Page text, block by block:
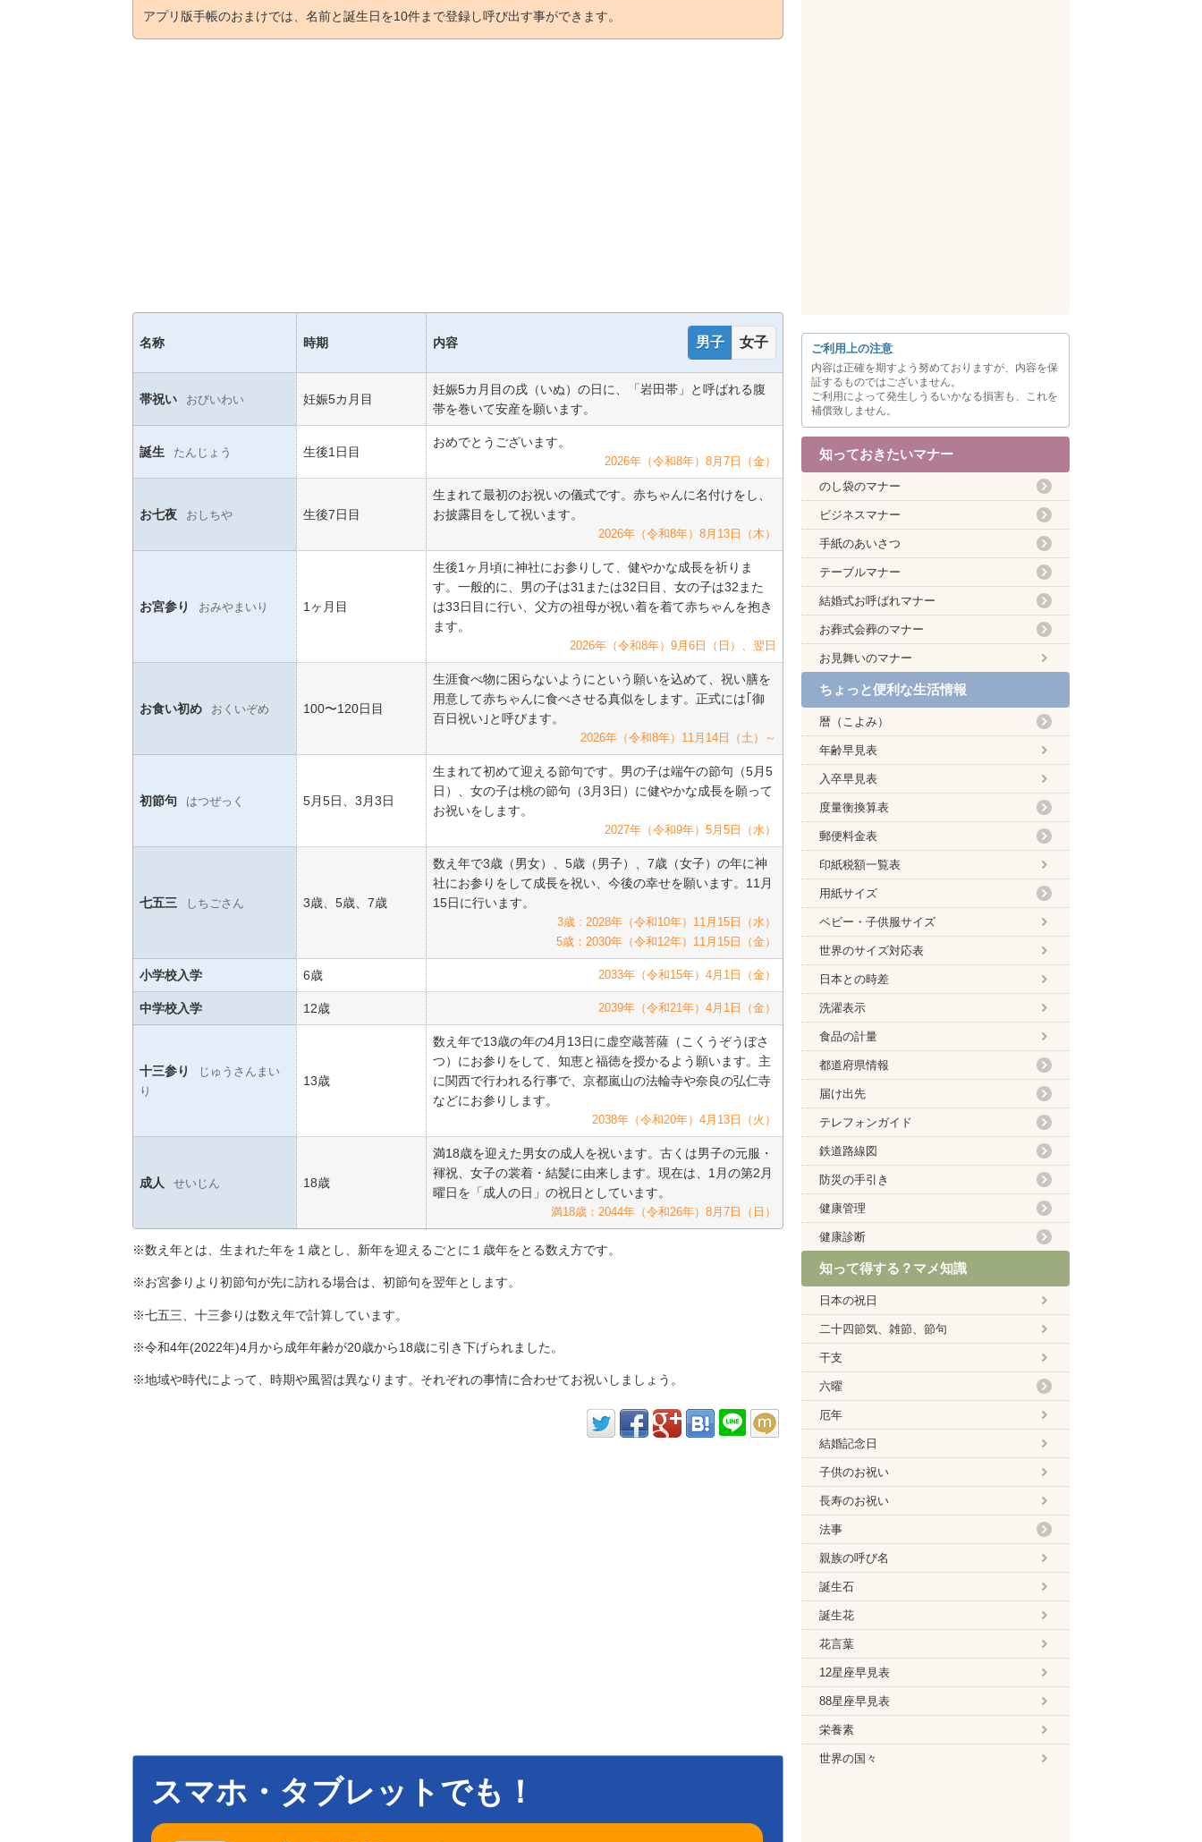
アプリ版手帳のおまけでは、名前と誕生日を10件まで登録し呼び出す事ができます。
名称 時期 男子 女子
内容
帯祝い おびいわい 妊娠5カ月目
妊娠5カ月目の戌（いぬ）の日に、「岩田帯」と呼ばれる腹
帯を巻いて安産を願います。
誕生 たんじょう 生後1日目
おめでとうございます。
2026年（令和8年） 8月7日 （金）
お七夜 おしちや 生後7日目
生まれて最初のお祝いの儀式です。赤ちゃんに名付けをし、
お披露目をして祝います。
2026年（令和8年） 8月13日 （木）
お宮参り おみやまいり 1ヶ月目
生後1ヶ月頃に神社にお参りして、健やかな成長を祈りま
す。一般的に、男の子は31または32日目、女の子は32また
は33日目に行い、父方の祖母が祝い着を着て赤ちゃんを抱き
ます。
2026年（令和8年） 9月6日 （日） 、翌日
お食い初め おくいぞめ 100〜120日目
生涯食べ物に困らないようにという願いを込めて、祝い膳を
用意して赤ちゃんに食べさせる真似をします。正式には｢御
百日祝い｣と呼びます。
2026年（令和8年） 11月14日 （土） ～
初節句 はつぜっく 5月5日、3月3日
生まれて初めて迎える節句です。男の子は端午の節句（5月5
日）、女の子は桃の節句（3月3日）に健やかな成長を願って
お祝いをします。
2027年（令和9年） 5月5日 （水）
七五三 しちごさん 3歳、5歳、7歳
数え年で3歳（男女）、5歳（男子）、7歳（女子）の年に神
社にお参りをして成長を祝い、今後の幸せを願います。11月
15日に行います。
3歳 : 2028年（令和10年） 11月15日
（水）
5歳：2030年（令和12年） 11月15日 （金）
小学校入学 6歳 2033年（令和15年） 4月1日 （金）
中学校入学 12歳 2039年（令和21年） 4月1日 （金）
十三参り
じゅうさんまい
り
13歳
数え年で13歳の年の4月13日に虚空蔵菩薩（こくうぞうぼさ
つ）にお参りをして、知恵と福徳を授かるよう願います。主
に関西で行われる行事で、京都嵐山の法輪寺や奈良の弘仁寺
などにお参りします。
2038年（令和20年） 4月13日 （火）
成人 せいじん 18歳
満18歳を迎えた男女の成人を祝います。古くは男子の元服・
褌祝、女子の裳着・結髪に由来します。現在は、1月の第2月
曜日を「成人の日」の祝日としています。
満18歳：2044年（令和26年） 8月7日 （日）
※数え年とは、生まれた年を１歳とし、新年を迎えるごとに１歳年をとる数え方です。
※お宮参りより初節句が先に訪れる場合は、初節句を翌年とします。
※七五三、十三参りは数え年で計算しています。
※令和4年(2022年)4月から成年年齢が20歳から18歳に引き下げられました。
※地域や時代によって、時期や風習は異なります。それぞれの事情に合わせてお祝いしましょう。
スマホ・タブレットでも！